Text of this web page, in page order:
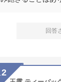
回答
2